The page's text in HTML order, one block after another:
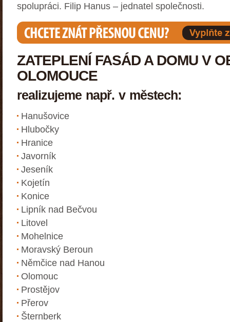
spolupráci. Filip Hanus – jednatel společnosti.
ZATEPLENÍ FASÁD A DOMU V
OLOMOUCE
realizujeme např. v městech:
Hanušovice
Hlubočky
Hranice
Javorník
Jeseník
Kojetín
Konice
Lipník nad Bečvou
Litovel
Mohelnice
Moravský Beroun
Němčice nad Hanou
Olomouc
Prostějov
Přerov
Šternberk